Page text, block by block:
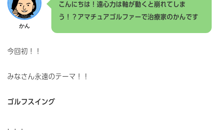
かん
こんにちは！遠心力は軸が動くと崩れてしま
う！？アマチュアゴルファーで治療家のかんです
今回初！！
みなさん永遠のテーマ！！
ゴルフスイング